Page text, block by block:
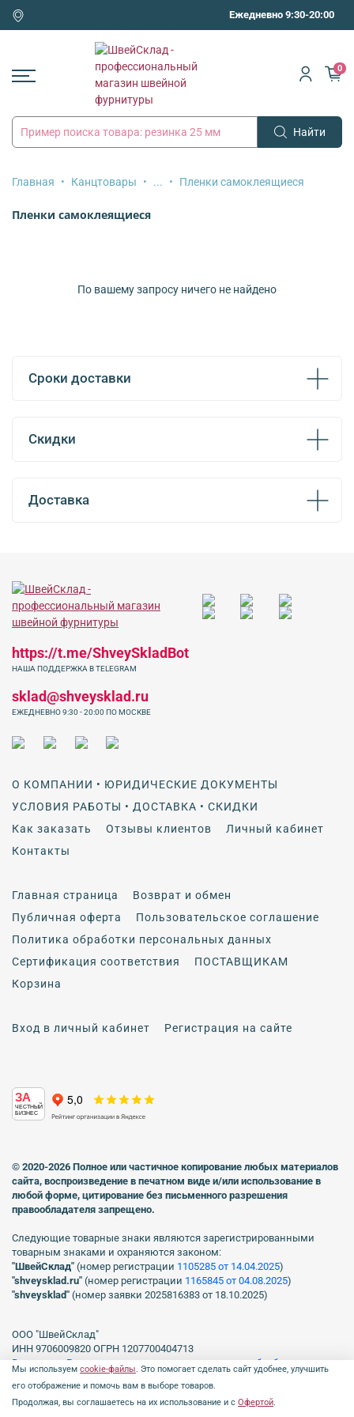
Ежедневно 9:30-20:00
Найти
0
Главная Канцтовары ... Пленки самоклеящиеся
Пленки самоклеящиеся
По вашему запросу ничего не найдено
Сроки доставки
Скидки
Доставка
О КОМПАНИИ • ЮРИДИЧЕСКИЕ ДОКУМЕНТЫ
УСЛОВИЯ РАБОТЫ • ДОСТАВКА • СКИДКИ
Как заказать
Отзывы клиентов
Личный кабинет
Контакты
Главная страница
Возврат и обмен
Публичная оферта
Пользовательское соглашение
Политика обработки персональных данных
Сертификация соответствия
ПОСТАВЩИКАМ
Корзина
Вход в личный кабинет Регистрация на сайте
https://t.me/ShveySkladBot
НАША ПОДДЕРЖКА В TELEGRAM
sklad@shveysklad.ru
ЕЖЕДНЕВНО 9:30 - 20:00 ПО МОСКВЕ
ЗА
ЧЕСТНЫЙ
БИЗНЕС
© 2020-2026 Полное или частичное копирование любых материалов
сайта, воспроизведение в печатном виде и/или использование в
любой форме, цитирование без письменного разрешения
правообладателя запрещено.
Следующие товарные знаки являются зарегистрированными
товарным знаками и охраняются законом:
"ШвейСклад" (номер регистрации 1105285 от 14.04.2025)
"shveуsklad.ru" (номер регистрации 1165845 от 04.08.2025)
"shveysklad" (номер заявки 2025816383 от 18.10.2025)
ООО "ШвейСклад"
ИНН 9706009820 ОГРН 1207700404713
Включен в Реестр операторов, осуществляющих обработку
персональных данных Роскомнадзора рег. № 77-23-150255, Приказ
№231 от 16.06.2023.
Мы используем cookie-файлы. Это помогает сделать сайт удобнее, улучшить
его отображение и помочь вам в выборе товаров.
Продолжая, вы соглашаетесь на их использование и с Офертой.